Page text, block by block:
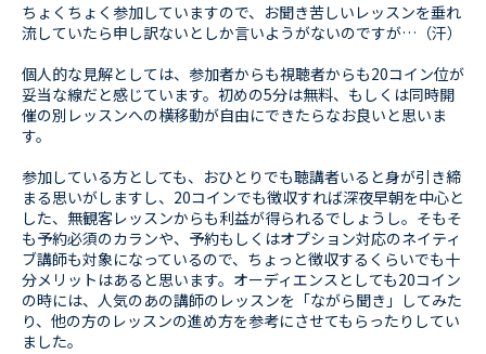
ちょくちょく参加していますので、お聞き苦しいレッスンを垂れ
流していたら申し訳ないとしか言いようがないのですが…（汗）
個人的な見解としては、参加者からも視聴者からも20コイン位が
妥当な線だと感じています。初めの5分は無料、もしくは同時開
催の別レッスンへの横移動が自由にできたらなお良いと思いま
す。
参加している方としても、おひとりでも聴講者いると身が引き締
まる思いがしますし、20コインでも徴収すれば深夜早朝を中心と
した、無観客レッスンからも利益が得られるでしょうし。そもそ
も予約必須のカランや、予約もしくはオプション対応のネイティ
ブ講師も対象になっているので、ちょっと徴収するくらいでも十
分メリットはあると思います。オーディエンスとしても20コイン
の時には、人気のあの講師のレッスンを「ながら聞き」してみた
り、他の方のレッスンの進め方を参考にさせてもらったりしてい
ました。